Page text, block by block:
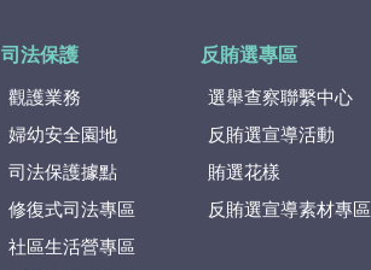
司法保護
觀護業務
婦幼安全園地
司法保護據點
修復式司法專區
社區生活營專區
反賄選專區
選舉查察聯繫中心
反賄選宣導活動
賄選花樣
反賄選宣導素材專區